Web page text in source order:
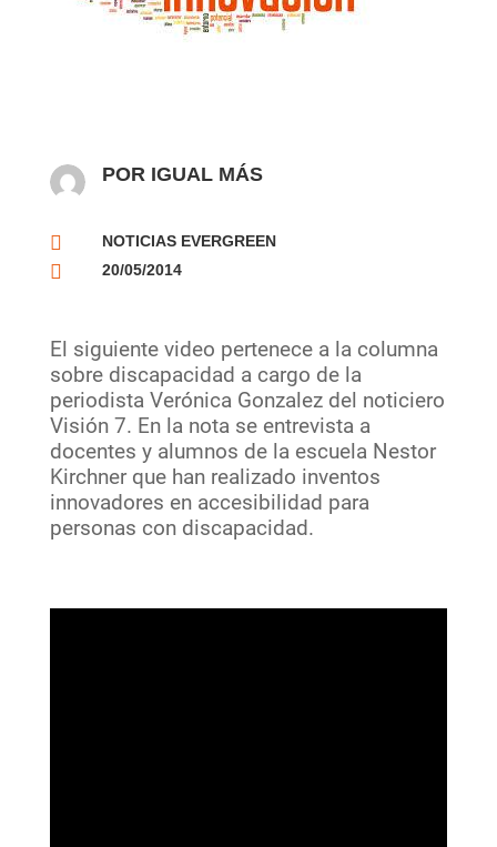
POR IGUAL MÁS
 NOTICIAS EVERGREEN
 20/05/2014
El siguiente video pertenece a la columna
sobre discapacidad a cargo de la
periodista Verónica Gonzalez del noticiero
Visión 7. En la nota se entrevista a
docentes y alumnos de la escuela Nestor
Kirchner que han realizado inventos
innovadores en accesibilidad para
personas con discapacidad.